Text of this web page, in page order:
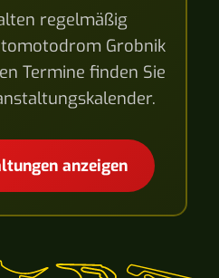
regelmäßig
Grobnik
Termine finden Sie
anzeigen